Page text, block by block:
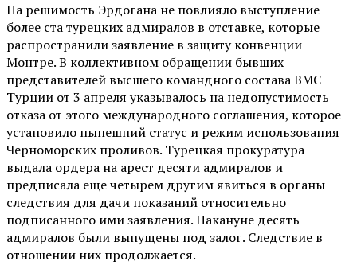
На решимость Эрдогана не повлияло выступление
более ста турецких адмиралов в отставке, которые
распространили заявление в защиту конвенции
Монтре. В коллективном обращении бывших
представителей высшего командного состава ВМС
Турции от 3 апреля указывалось на недопустимость
отказа от этого международного соглашения, которое
установило нынешний статус и режим использования
Черноморских проливов. Турецкая прокуратура
выдала ордера на арест десяти адмиралов и
предписала еще четырем другим явиться в органы
следствия для дачи показаний относительно
подписанного ими заявления. Накануне десять
адмиралов были выпущены под залог. Следствие в
отношении них продолжается.